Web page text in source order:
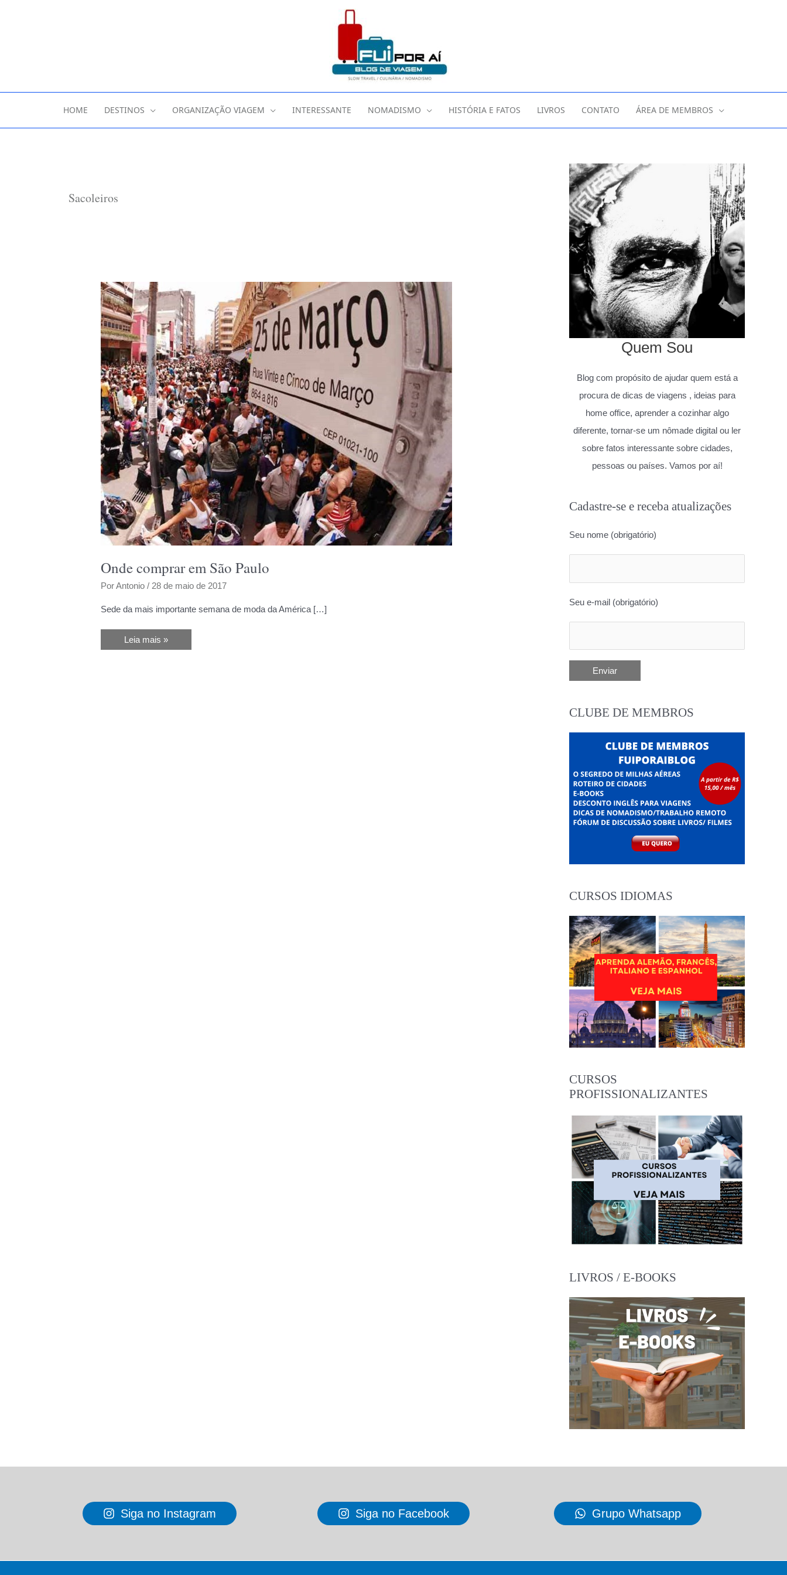
HOME DESTINOS ORGANIZAÇÃO VIAGEM INTERESSANTE NOMADISMO HISTÓRIA E FATOS LIVROS CONTATO ÁREA DE MEMBROS
Sacoleiros
Onde comprar em São Paulo
PorAntonio/ 28 de maio de 2017
Sede da mais importante semana de moda da América […]
Onde
comprar
Leia mais »
Quem Sou
Blog com propósito de ajudar quem está a
procura de dicas de viagens , ideias para
home office, aprender a cozinhar algo
diferente, tornar-se um nômade digital ou ler
sobre fatos interessante sobre cidades,
pessoas ou países. Vamos por aí!
Cadastre-se e receba atualizações
Seu nome (obrigatório)
Seu e-mail (obrigatório)
CLUBE DE MEMBROS
CURSOS IDIOMAS
CURSOS
PROFISSIONALIZANTES
LIVROS / E-BOOKS
Siga no Instagram Siga no Facebook Grupo Whatsapp